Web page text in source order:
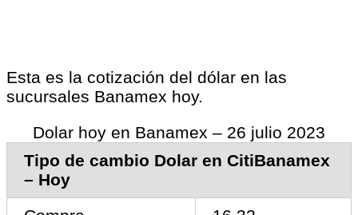
Esta es la cotización del dólar en las
sucursales Banamex hoy.
Dolar hoy en Banamex – 26 julio 2023
Tipo de cambio Dolar en CitiBanamex
– Hoy